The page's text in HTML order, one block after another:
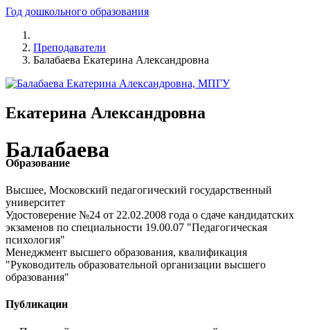
Год дошкольного образования
Преподаватели
Балабаева Екатерина Александровна
Екатерина Александровна
Балабаева
Образование
Высшее, Московский педагогический государственный
университет
Удостоверение №24 от 22.02.2008 года о сдаче кандидатских
экзаменов по специальности 19.00.07 "Педагогическая
психология"
Менеджмент высшего образования, квалификация
"Руководитель образовательной организации высшего
образования"
Публикации